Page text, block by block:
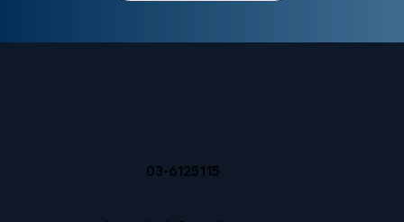
03-6125115